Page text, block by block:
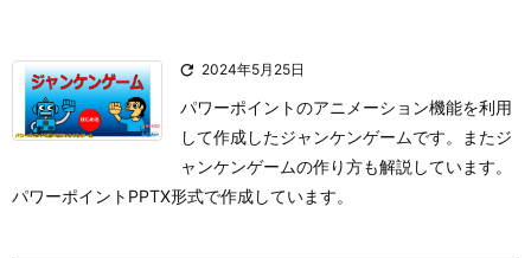
 2024年5月25日
パワーポイントのアニメーション機能を利用
して作成したジャンケンゲームです。またジ
ャンケンゲームの作り方も解説しています。
パワーポイントPPTX形式で作成しています。